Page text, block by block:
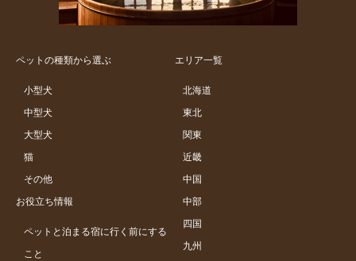
ペットの種類から選ぶ
小型犬
中型犬
大型犬
猫
その他
お役立ち情報
ペットと泊まる宿に行く前にする
こと
エリア一覧
北海道
東北
関東
近畿
中国
中部
四国
九州